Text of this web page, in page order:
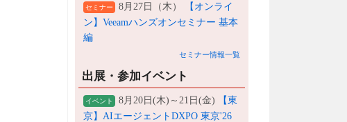
セミナー 8月27日（木）
【オンライ
ン】Veeamハンズオンセミナー 基本
編
セミナー情報一覧
出展・参加イベント
イベント 8月20日(木)～21日(金)
【東
京】AIエージェントDXPO 東京'26